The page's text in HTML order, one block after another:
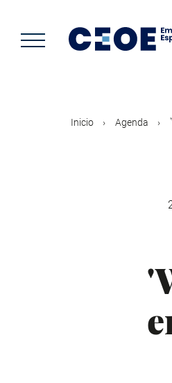
contenido
principal
Inicio Agenda